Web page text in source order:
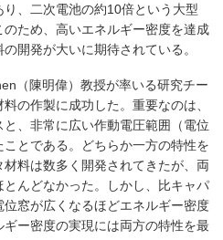
、二次電池の約10倍という大型
ため、高いエネルギー密度を達成
開発が大いに期待されている。
（陳明偉）教授が率いる研究チー
の作製に成功した。重要なのは、
、非常に広い作動電圧範囲（電位
とである。どちらか一方の特性を
料は数多く開発されてきたが、両
んどなかった。しかし、比キャパ
窓が広くなるほどエネルギー密度
ー密度の実現には両方の特性を最